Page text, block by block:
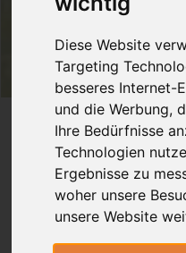
Diese Website
Targeting
besseres Internet-
und die Werbung,
Ihre Bedürfnisse
Technologien
Ergebnisse zu
woher unsere
unsere Website
Inspirationen
Du mit anderen